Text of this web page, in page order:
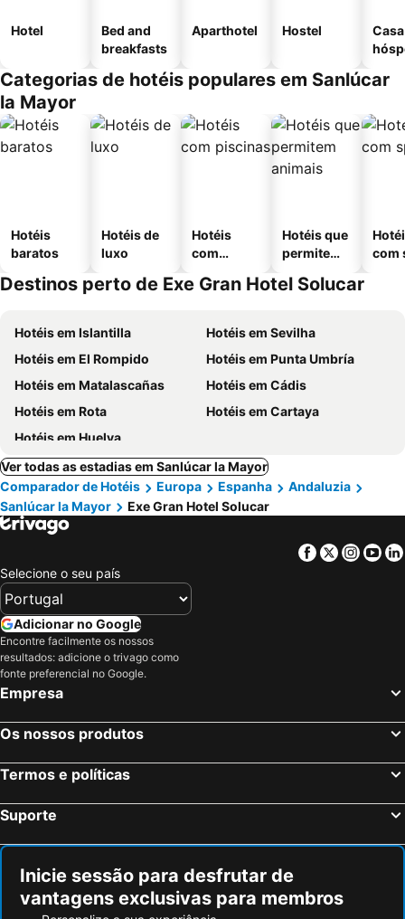
Hotel
Bed and
breakfasts
Aparthotel Hostel
Categorias de hotéis populares em Sanlúcar
la Mayor
Hotéis
baratos
Hotéis de
luxo
Hotéis
com
Hotéis que
permitem
com
Destinos perto de Exe Gran Hotel Solucar
Hotéis em Islantilla
Hotéis em Sevilha
Hotéis em El Rompido
Hotéis em Punta Umbría
Hotéis em Matalascañas
Hotéis em Cádis
Hotéis em Rota
Hotéis em Cartaya
Hotéis em Huelva
Ver todas as estadias em Sanlúcar la Mayor
Comparador de Hotéis
Europa Espanha
Andaluzia
Sanlúcar la Mayor
Exe Gran Hotel Solucar
Facebook
Twitter
Selecione o seu país
Adicionar no Google
Encontre facilmente os nossos
resultados: adicione o trivago como
fonte preferencial no Google.
Empresa
Os nossos produtos
Termos e políticas
Suporte
Inicie sessão para desfrutar de
vantagens exclusivas para membros